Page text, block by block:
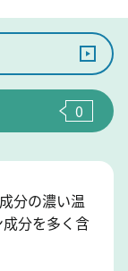
0
分の濃い温
分を多く含